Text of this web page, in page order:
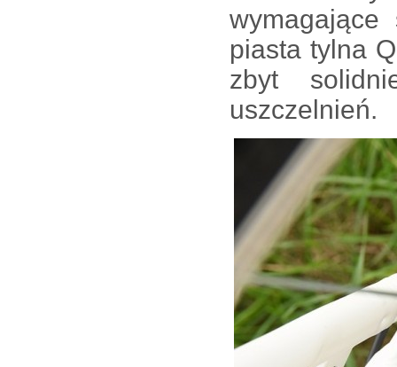
piasta tylna
zbyt
uszczelnień.